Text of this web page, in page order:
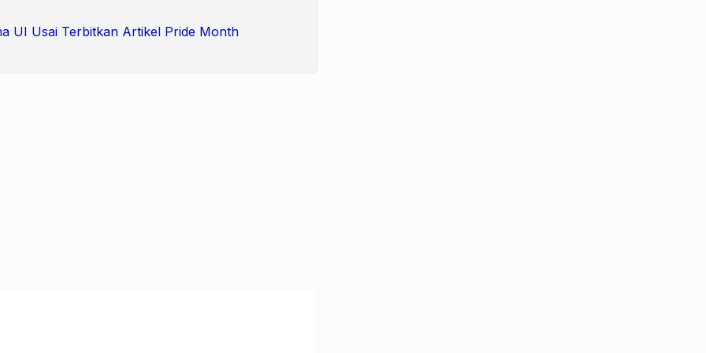
UI Usai Terbitkan Artikel Pride Month